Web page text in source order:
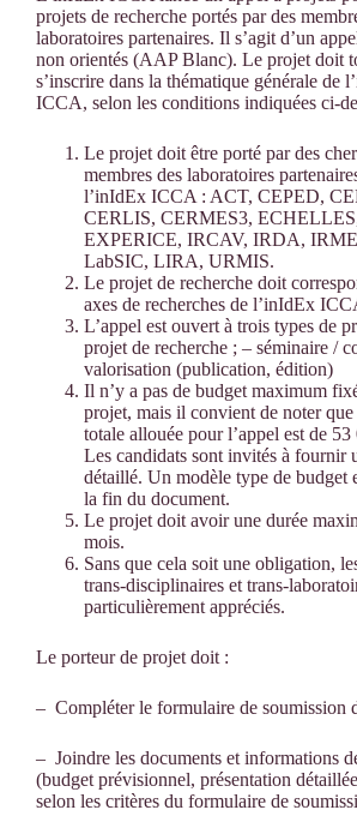
projets de recherche portés par des
laboratoires partenaires. Il s’agit d’un
non orientés (AAP Blanc). Le projet doit
s’inscrire dans la thématique générale de
ICCA, selon les conditions indiquées ci-
Le projet doit être porté par des
membres des laboratoires
l’inIdEx ICCA : ACT, CEPED,
CERLIS, CERMES3,
EXPERICE, IRCAV, IRDA,
LabSIC, LIRA, URMIS.
Le projet de recherche doit
axes de recherches de l’inIdEx
L’appel est ouvert à trois types de
projet de recherche ; – séminaire /
valorisation (publication, édition)
Il n’y a pas de budget maximum
projet, mais il convient de noter que
totale allouée pour l’appel est de 53
Les candidats sont invités à fournir
détaillé. Un modèle type de budget
la fin du document.
Le projet doit avoir une durée
mois.
Sans que cela soit une obligation,
trans-disciplinaires et trans-
particulièrement appréciés.
Le porteur de projet doit :
– Compléter le formulaire de soumission
– Joindre les documents et informations
(budget prévisionnel, présentation
selon les critères du formulaire de